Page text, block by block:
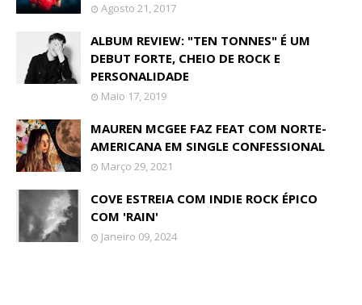
Agosto 21, 2017
ALBUM REVIEW: "TEN TONNES" É UM
DEBUT FORTE, CHEIO DE ROCK E
PERSONALIDADE
Maio 17, 2019
MAUREN MCGEE FAZ FEAT COM NORTE-
AMERICANA EM SINGLE CONFESSIONAL
Março 29, 2021
COVE ESTREIA COM INDIE ROCK ÉPICO
COM 'RAIN'
Janeiro 09, 2024